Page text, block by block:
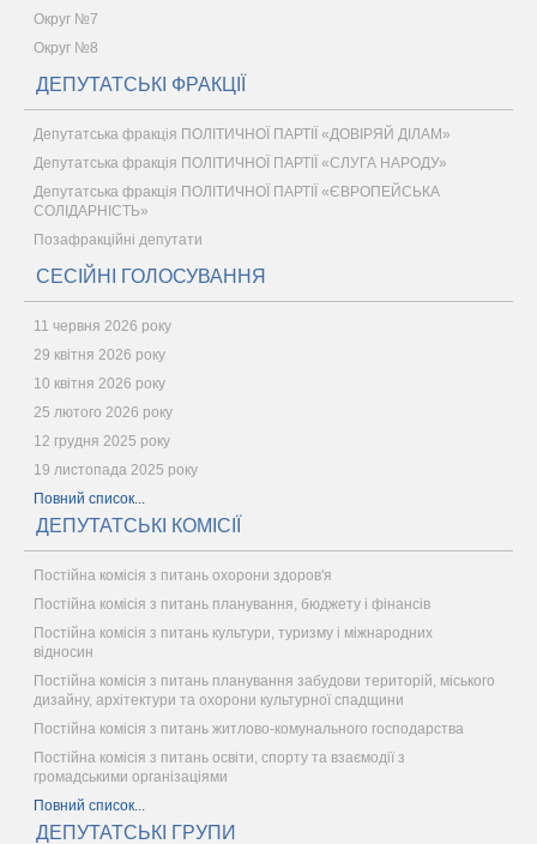
Округ №7
Округ №8
ДЕПУТАТСЬКІ ФРАКЦІЇ
Депутатська фракція ПОЛІТИЧНОЇ ПАРТІЇ «ДОВІРЯЙ ДІЛАМ»
Депутатська фракція ПОЛІТИЧНОЇ ПАРТІЇ «СЛУГА НАРОДУ»
Депутатська фракція ПОЛІТИЧНОЇ ПАРТІЇ «ЄВРОПЕЙСЬКА
СОЛІДАРНІСТЬ»
Позафракційні депутати
СЕСІЙНІ ГОЛОСУВАННЯ
11 червня 2026 року
29 квітня 2026 року
10 квітня 2026 року
25 лютого 2026 року
12 грудня 2025 року
19 листопада 2025 року
Повний список...
ДЕПУТАТСЬКІ КОМІСІЇ
Постійна комісія з питань охорони здоров'я
Постійна комісія з питань планування, бюджету і фінансів
Постійна комісія з питань культури, туризму і міжнародних
відносин
Постійна комісія з питань планування забудови територій, міського
дизайну, архітектури та охорони культурної спадщини
Постійна комісія з питань житлово-комунального господарства
Постійна комісія з питань освіти, спорту та взаємодії з
громадськими організаціями
Повний список...
ДЕПУТАТСЬКІ ГРУПИ